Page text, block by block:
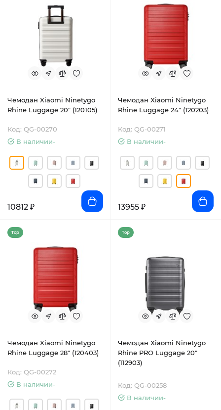
Чемодан Xiaomi Ninetygo
Rhine Luggage 20" (120105)
Код: QG-00270
В наличии-
10812 ₽
Чемодан Xiaomi Ninetygo
Rhine Luggage 24" (120203)
Код: QG-00271
В наличии-
13955 ₽
Top
Чемодан Xiaomi Ninetygo
Rhine Luggage 28" (120403)
Код: QG-00272
В наличии-
Top
Чемодан Xiaomi Ninetygo
Rhine PRO Luggage 20"
(112903)
Код: QG-00258
В наличии-